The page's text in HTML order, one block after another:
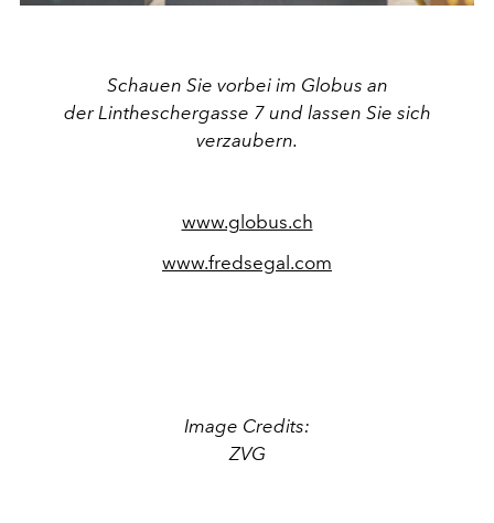
Schauen Sie vorbei im Globus an
der Lintheschergasse 7 und lassen Sie sich
verzaubern.
www.globus.ch
www.fredsegal.com
Image Credits:
ZVG